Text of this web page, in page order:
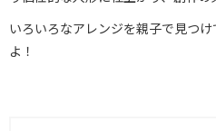
いろいろなアレンジを親子で見つ
よ！